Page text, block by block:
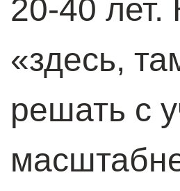
20-40 лет.
«здесь,
решать с